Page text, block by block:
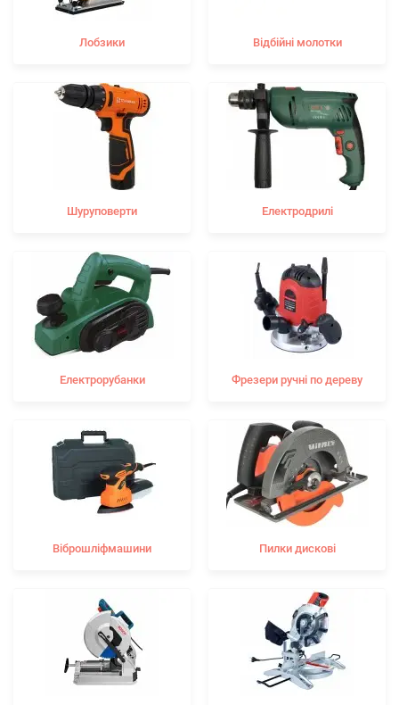
Лобзики Відбійні молотки
Шуруповерти Електродрилі
Електрорубанки Фрезери ручні по дереву
Віброшліфмашини Пилки дискові